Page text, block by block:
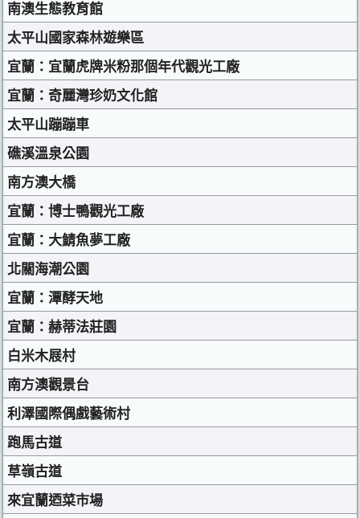
南澳生態教育館
太平山國家森林遊樂區
宜蘭：宜蘭虎牌米粉那個年代觀光工廠
宜蘭：奇麗灣珍奶文化館
太平山蹦蹦車
礁溪溫泉公園
南方澳大橋
宜蘭：博士鴨觀光工廠
宜蘭：大鯖魚夢工廠
北關海潮公園
宜蘭：潭酵天地
宜蘭：赫蒂法莊園
白米木屐村
南方澳觀景台
利澤國際偶戲藝術村
跑馬古道
草嶺古道
來宜蘭迺菜市場